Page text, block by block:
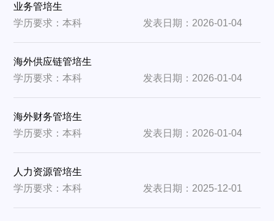
业务管培生
学历要求：本科
发表日期：2026-01-04
海外供应链管培生
学历要求：本科
发表日期：2026-01-04
海外财务管培生
学历要求：本科
发表日期：2026-01-04
人力资源管培生
学历要求：本科
发表日期：2025-12-01